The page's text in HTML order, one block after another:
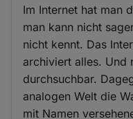
Im Internet hat man
man kann nicht
nicht kennt. Das
archiviert alles. Und
durchsuchbar.
analogen Welt die
mit Namen